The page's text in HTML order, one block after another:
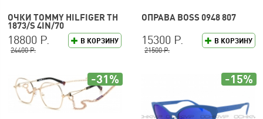
ОЧКИ TOMMY HILFIGER TH
1873/S 4IN/70
В КОРЗИНУ
18800 Р.
24400 Р.
ОПРАВА BOSS 0948 807
В КОРЗИНУ
15300 Р.
21500 Р.
-31% -15%